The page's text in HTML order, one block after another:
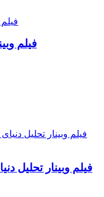
فیلم
فیلم وبینار تحلیل